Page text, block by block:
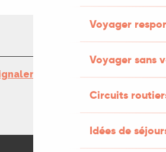
Voyager
Voyager sans
Circuits
Idées de
une erreur